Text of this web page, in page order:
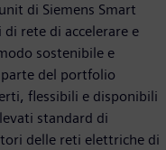
di Siemens Smart
rete di accelerare e
sostenibile e
del portfolio
flessibili e disponibili
standard di
delle reti elettriche di